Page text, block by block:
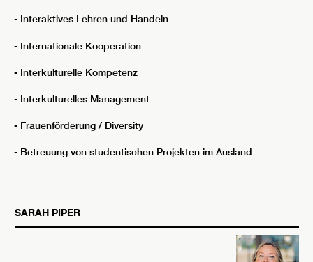
- Interaktives Lehren und Handeln
- Internationale Kooperation
- Interkulturelle Kompetenz
- Interkulturelles Management
- Frauenförderung / Diversity
- Betreuung von studentischen Projekten im Ausland
SARAH PIPER